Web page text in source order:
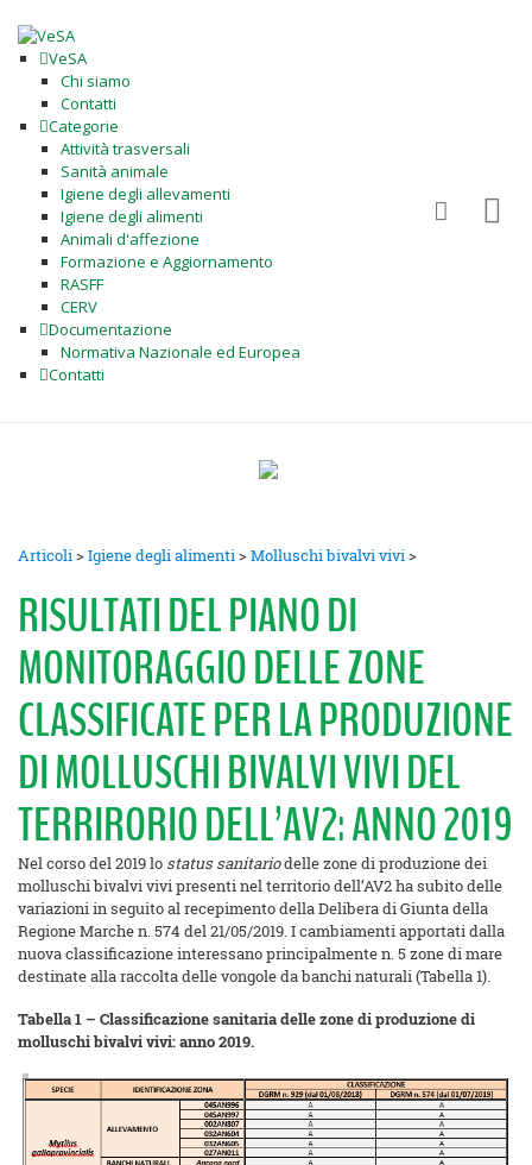
VeSA
Chi siamo
Contatti
Categorie
Attività trasversali
Sanità animale
Igiene degli allevamenti
Igiene degli alimenti
Animali d'affezione
Formazione e Aggiornamento
RASFF
CERV
Documentazione
Normativa Nazionale ed Europea
Contatti
Articoli>Igiene degli alimenti>Molluschi bivalvi vivi>
RISULTATI DEL PIANO DI
MONITORAGGIO DELLE ZONE
CLASSIFICATE PER LA PRODUZIONE
DI MOLLUSCHI BIVALVI VIVI DEL
TERRIRORIO DELL’AV2: ANNO 2019
Nel corso del 2019 lo status sanitariodelle zone di produzione dei
molluschi bivalvi vivi presenti nel territorio dell’AV2 ha subito delle
variazioni in seguito al recepimento della Delibera di Giunta della
Regione Marche n. 574 del 21/05/2019. I cambiamenti apportati dalla
nuova classificazione interessano principalmente n. 5 zone di mare
destinate alla raccolta delle vongole da banchi naturali (Tabella 1).
Tabella 1 – Classificazione sanitaria delle zone di produzione di
molluschi bivalvi vivi: anno 2019.